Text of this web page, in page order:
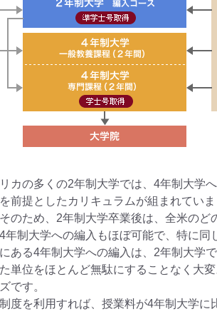
カの多くの2年制大学では、4年制大学
前提としたカリキュラムが組まれていま
のため、2年制大学卒業後は、全米のど
年制大学への編入もほぼ可能で、特に同
ある4年制大学への編入は、2年制大学
単位をほとんど無駄にすることなく大
です。
度を利用すれば、授業料が4年制大学に